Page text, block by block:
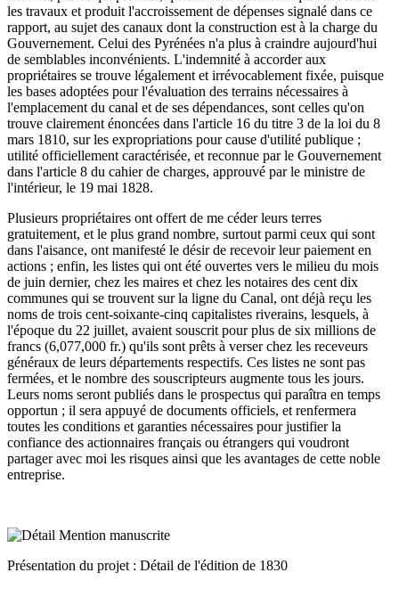
les travaux et produit l'accroissement de dépenses signalé dans ce
rapport, au sujet des canaux dont la construction est à la charge du
Gouvernement. Celui des Pyrénées n'a plus à craindre aujourd'hui
de semblables inconvénients. L'indemnité à accorder aux
propriétaires se trouve légalement et irrévocablement fixée, puisque
les bases adoptées pour l'évaluation des terrains nécessaires à
l'emplacement du canal et de ses dépendances, sont celles qu'on
trouve clairement énoncées dans l'article 16 du titre 3 de la loi du 8
mars 1810, sur les expropriations pour cause d'utilité publique ;
utilité officiellement caractérisée, et reconnue par le Gouvernement
dans l'article 8 du cahier de charges, approuvé par le ministre de
l'intérieur, le 19 mai 1828.
Plusieurs propriétaires ont offert de me céder leurs terres
gratuitement, et le plus grand nombre, surtout parmi ceux qui sont
dans l'aisance, ont manifesté le désir de recevoir leur paiement en
actions ; enfin, les listes qui ont été ouvertes vers le milieu du mois
de juin dernier, chez les maires et chez les notaires des cent dix
communes qui se trouvent sur la ligne du Canal, ont déjà reçu les
noms de trois cent-soixante-cinq capitalistes riverains, lesquels, à
l'époque du 22 juillet, avaient souscrit pour plus de six millions de
francs (6,077,000 fr.) qu'ils sont prêts à verser chez les receveurs
généraux de leurs départements respectifs. Ces listes ne sont pas
fermées, et le nombre des souscripteurs augmente tous les jours.
Leurs noms seront publiés dans le prospectus qui paraîtra en temps
opportun ; il sera appuyé de documents officiels, et renfermera
toutes les conditions et garanties nécessaires pour justifier la
confiance des actionnaires français ou étrangers qui voudront
partager avec moi les risques ainsi que les avantages de cette noble
entreprise.
Présentation du projet : Détail de l'édition de 1830